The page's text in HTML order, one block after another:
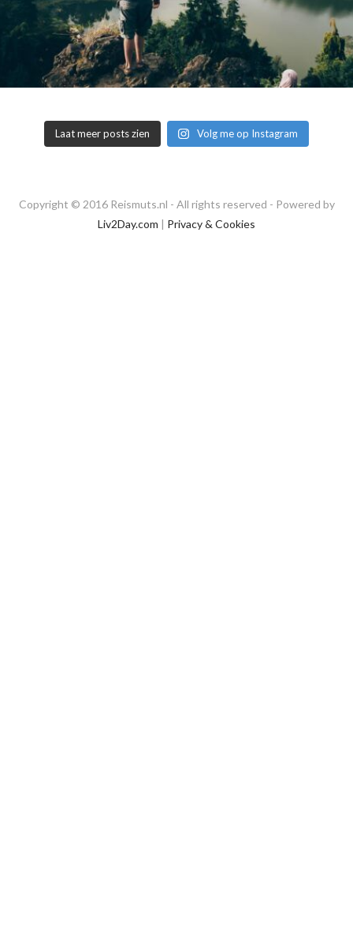
Laat meer posts zien Volg me op Instagram
Copyright © 2016 Reismuts.nl - All rights reserved - Powered by
Liv2Day.com
Privacy & Cookies